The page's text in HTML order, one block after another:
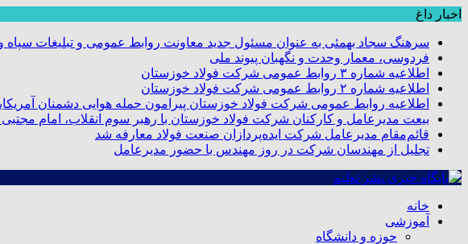
اخبار داغ
سرهنگ سجاد بهمئی به عنوان مسئول جدید معاونت روابط عمومی و تبلیغات
فردوسی، معمار وحدت و نگهبان پیوند ملی
اطلاعیه شماره ۳ روابط عمومی شرکت فولاد خوزستان
اطلاعیه شماره ۲ روابط عمومی شرکت فولاد خوزستان
اطلاعیه روابط عمومی شرکت فولاد خوزستان پیرامون حمله هوایی دشمنان
بیعت مدیرعامل و کارکنان شرکت فولاد خوزستان با رهبر سوم انقلاب، امام
قائم‌مقام مدیرعامل شرکت ایده‌پردازان صنعت فولاد معارفه شد
تجلیل از مهندسان شرکت در روز مهندس با حضور مدیرعامل
خانه
آموزشی
حوزه و دانشگاه